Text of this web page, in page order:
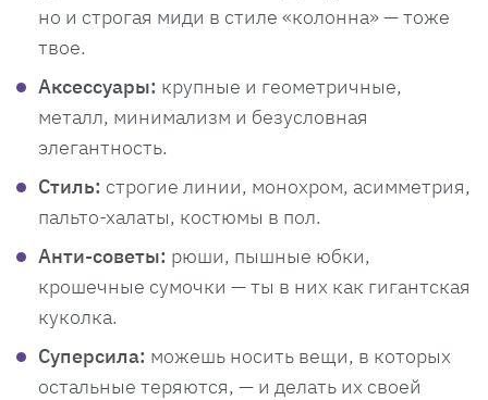
но и строгая миди в стиле «колонна» — тоже
твое.
Аксессуары: крупные и геометричные,
металл, минимализм и безусловная
элегантность.
Стиль: строгие линии, монохром, асимметрия,
пальто-халаты, костюмы в пол.
Анти-советы: рюши, пышные юбки,
крошечные сумочки — ты в них как гигантская
куколка.
Суперсила: можешь носить вещи, в которых
остальные теряются, — и делать их своей